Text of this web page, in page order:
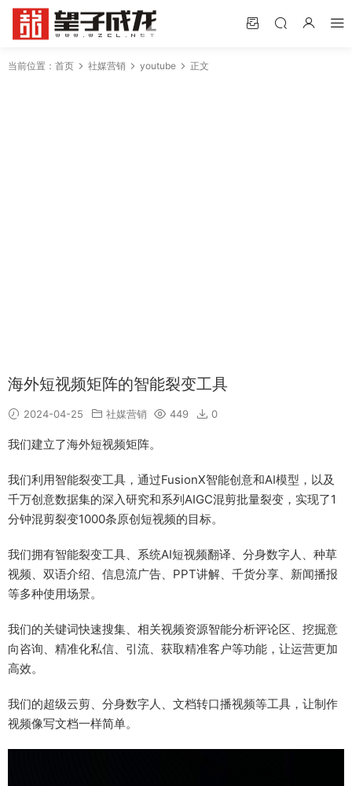
当前位置： 首页 社媒营销 youtube 正文
海外短视频矩阵的智能裂变工具
2024-04-25 社媒营销 449 0
我们建立了海外短视频矩阵。
我们利用智能裂变工具，通过FusionX智能创意和AI模型，以及
千万创意数据集的深入研究和系列AIGC混剪批量裂变，实现了1
分钟混剪裂变1000条原创短视频的目标。
我们拥有智能裂变工具、系统AI短视频翻译、分身数字人、种草
视频、双语介绍、信息流广告、PPT讲解、千货分享、新闻播报
等多种使用场景。
我们的关键词快速搜集、相关视频资源智能分析评论区、挖掘意
向咨询、精准化私信、引流、获取精准客户等功能，让运营更加
高效。
我们的超级云剪、分身数字人、文档转口播视频等工具，让制作
视频像写文档一样简单。